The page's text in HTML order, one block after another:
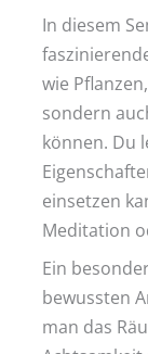
In diesem
wie
sondern
können. Du
einsetzen
Meditation
Ein
bewussten
man das